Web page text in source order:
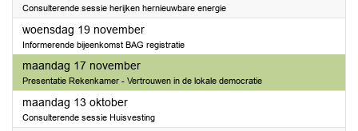
Consulterende sessie herijken hernieuwbare energie
woensdag 19 november2025
Informerende bijeenkomst BAG registratie
maandag 17 november2025
Presentatie Rekenkamer - Vertrouwen in de lokale democratie
maandag 13 oktober2025
Consulterende sessie Huisvesting